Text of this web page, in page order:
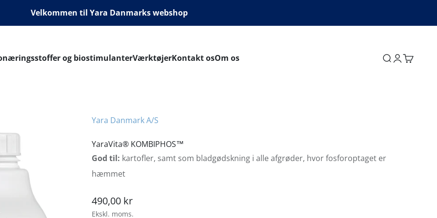
Velkommen til Yara Danmarks webshop
og biostimulanterVærktøjerKontakt osOm os
SøgLog ind
Kurv
Yara Danmark A/S
YaraVita® KOMBIPHOS™
God til: kartofler, samt som bladgødskning i alle afgrøder, hvor fosforoptaget er
hæmmet
Salgspris
490,00 kr
Ekskl. moms.